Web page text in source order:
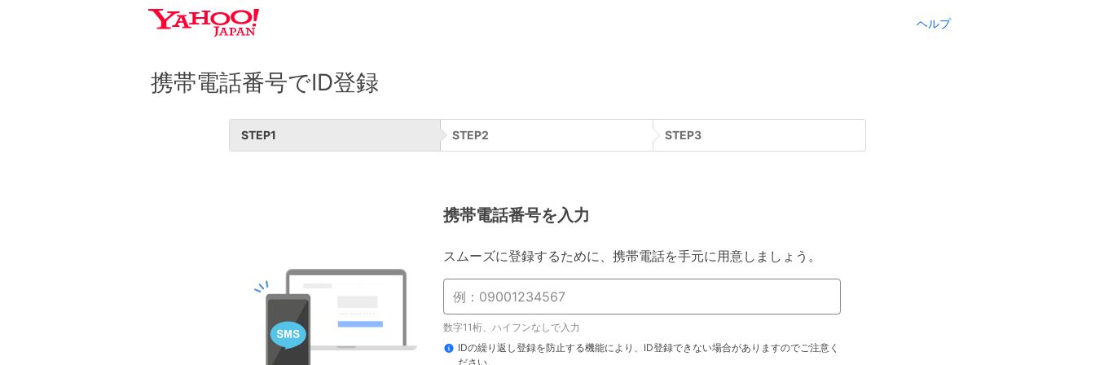
ヘルプ
携帯電話番号でID登録
STEP1 STEP2 STEP3
携帯電話番号を入力
スムーズに登録するために、携帯電話を手元に用意しましょう。
数字11桁、ハイフンなしで入力
IDの繰り返し登録を防止する機能により、ID登録できない場合がありますのでご注意く
ださい。